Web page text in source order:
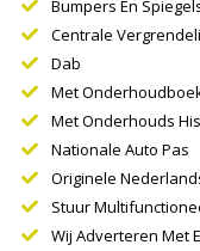
Bumpers En
Centrale
Dab
Met
Met Onderhouds
Nationale Auto Pas
Originele
Stuur
Wij Adverteren Met